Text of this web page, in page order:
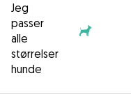
Jeg
passer
alle
størrelser
hunde